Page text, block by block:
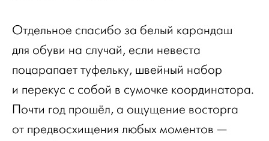
Отдельное спасибо за белый карандаш
для обуви на случай, если невеста
поцарапает туфельку, швейный набор
и перекус с собой в сумочке координатора.
Почти год прошёл, а ощущение восторга
от предвосхищения любых моментов —